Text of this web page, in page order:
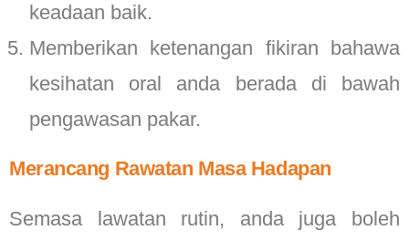
keadaan baik.
Memberikan ketenangan fikiran bahawa
kesihatan oral anda berada di bawah
pengawasan pakar.
Merancang Rawatan Masa Hadapan
Semasa lawatan rutin, anda juga boleh